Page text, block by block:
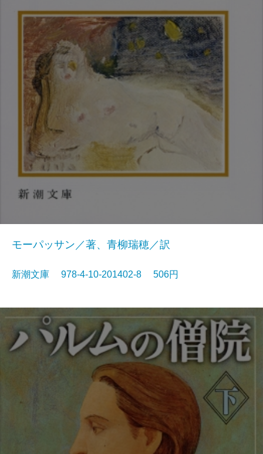
モーパッサン／著、青柳瑞穂／訳
新潮文庫 978-4-10-201402-8 506円